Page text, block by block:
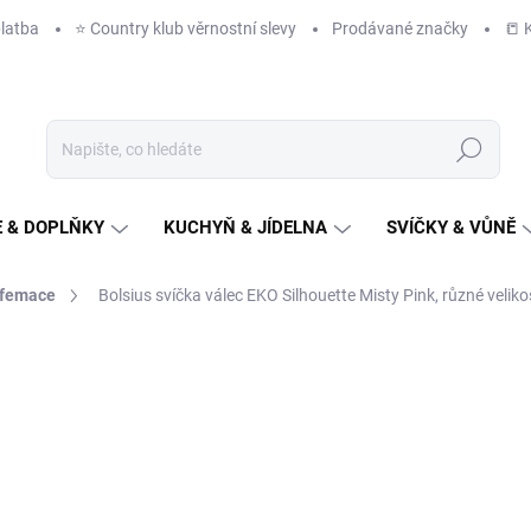
⭐️ Country klub věrnostní slevy Prodávané značky 📒
Hledat
& DOPLŇKY KUCHYŇ & JÍDELNA SVÍČKY & VŮNĚ
Bolsius svíčka válec EKO Silhouette Misty Pink, různé